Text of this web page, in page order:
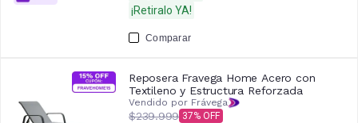
¡Retiralo YA!
Comparar
Reposera Fravega Home Acero con
Textileno y Estructura Reforzada
Vendido por Frávega
$239.999 37